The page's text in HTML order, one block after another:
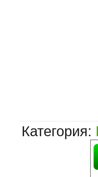
Категория: